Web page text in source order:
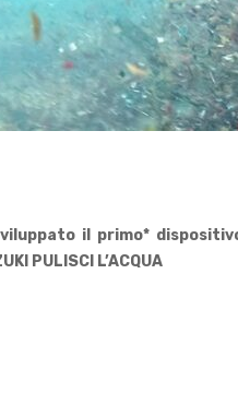
il primo*
PULISCI L’ACQUA